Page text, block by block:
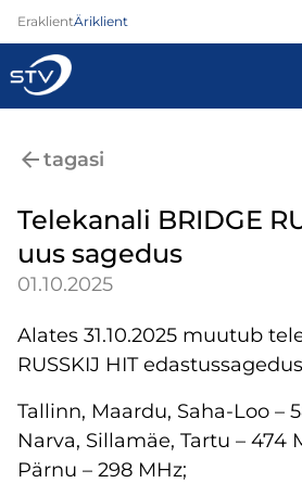
EraklientÄriklient
Internet
Telefon
Turvateenused
Pood
Kontaktid
Uudised
tagasi
Telekanali BRIDGE
uus sagedus
01.10.2025
Alates 31.10.2025 muutub
RUSSKIJ HIT
Tallinn, Maardu, Saha-Loo –
Narva, Sillamäe, Tartu – 474
Pärnu – 298 MHz;